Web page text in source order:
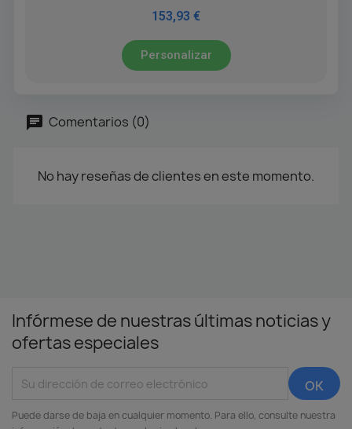
153,93 €
Personalizar
Comentarios (0)
No hay reseñas de clientes en este momento.
Infórmese de nuestras últimas noticias y
ofertas especiales
Puede darse de baja en cualquier momento. Para ello, consulte nuestra